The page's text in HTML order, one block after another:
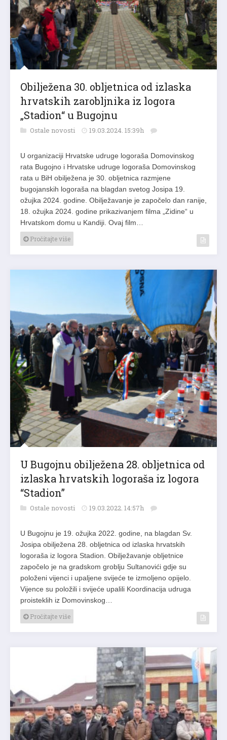
Obilježena 30. obljetnica od izlaska
hrvatskih zarobljnika iz logora
„Stadion“ u Bugojnu
Ostale novosti 19.03.2024. 15:39h
U organizaciji Hrvatske udruge logoraša Domovinskog
rata Bugojno i Hrvatske udruge logoraša Domovinskog
rata u BiH obilježena je 30. obljetnica razmjene
bugojanskih logoraša na blagdan svetog Josipa 19.
ožujka 2024. godine. Obilježavanje je započelo dan ranije,
18. ožujka 2024. godine prikazivanjem filma „Zidine“ u
Hrvatskom domu u Kandiji. Ovaj film…
Pročitajte više
U Bugojnu obilježena 28. obljetnica od
izlaska hrvatskih logoraša iz logora
“Stadion”
Ostale novosti 19.03.2022. 14:57h
U Bugojnu je 19. ožujka 2022. godine, na blagdan Sv.
Josipa obilježena 28. obljetnica od izlaska hrvatskih
logoraša iz logora Stadion. Obilježavanje obljetnice
započelo je na gradskom groblju Sultanovići gdje su
položeni vijenci i upaljene svijeće te izmoljeno opijelo.
Vijence su položili i svijeće upalili Koordinacija udruga
proisteklih iz Domovinskog…
Pročitajte više